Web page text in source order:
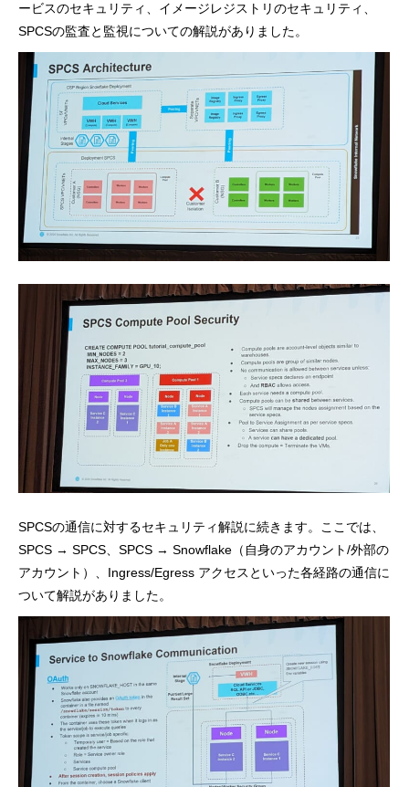
ービスのセキュリティ、イメージレジストリのセキュリティ、
SPCSの監査と監視についての解説がありました。
SPCSの通信に対するセキュリティ解説に続きます。ここでは、
SPCS → SPCS、SPCS → Snowflake（自身のアカウント/外部の
アカウント）、Ingress/Egress アクセスといった各経路の通信に
ついて解説がありました。